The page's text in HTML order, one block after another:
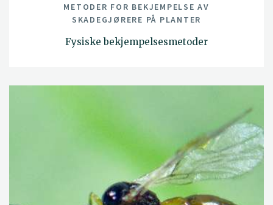
METODER FOR BEKJEMPELSE AV
SKADEGJØRERE PÅ PLANTER
Fysiske bekjempelsesmetoder